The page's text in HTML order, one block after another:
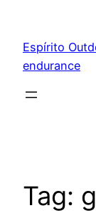
conteúdo
Espírito
endurance
Tag: